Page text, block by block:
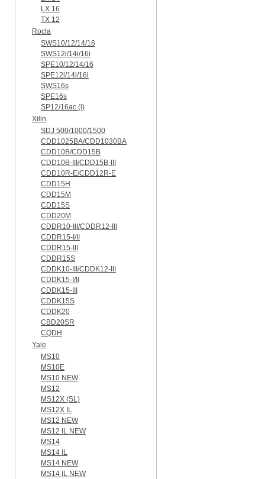
LX 16
TX 12
Rocla
SWS10/12/14/16
SWS12i/14i/16i
SPE10/12/14/16
SPE12i/14i/16i
SWS16s
SPE16s
SP12/16ac (i)
Xilin
SDJ 500/1000/1500
CDD1025BA/CDD1030BA
CDD10B/CDD15B
CDD10B-III/CDD15B-III
CDD10R-E/CDD12R-E
CDD15H
CDD15M
CDD15S
CDD20M
CDDR10-III/CDDR12-III
CDDR15-I/II
CDDR15-III
CDDR15S
CDDK10-III/CDDK12-III
CDDK15-I/II
CDDK15-III
CDDK15S
CDDK20
CBD20SR
CQDH
Yale
MS10
MS10E
MS10 NEW
MS12
MS12X (SL)
MS12X IL
MS12 NEW
MS12 IL NEW
MS14
MS14 IL
MS14 NEW
MS14 IL NEW